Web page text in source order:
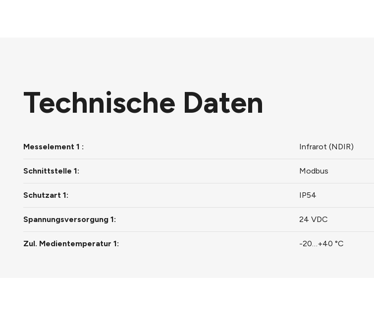
Technische Daten
Messelement 1 : Infrarot (NDIR)
Schnittstelle 1: Modbus
Schutzart 1: IP54
Spannungsversorgung 1: 24 VDC
Zul. Medientemperatur 1: -20…+40 °C